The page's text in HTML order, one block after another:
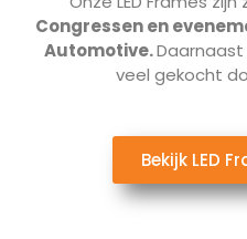
Congressen en
Automotive.Daarnaast
veel gekocht
Bekijk LED